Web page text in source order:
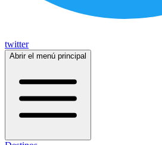
twitter
Abrir el menú principal